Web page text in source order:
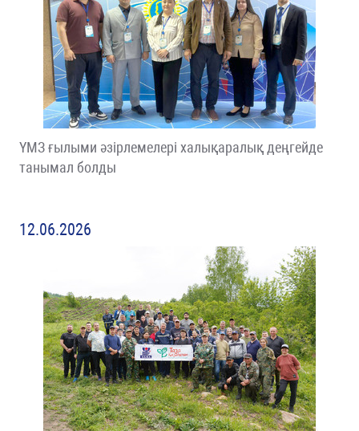
ҮМЗ ғылыми әзірлемелері халықаралық деңгейде
танымал болды
12.06.2026